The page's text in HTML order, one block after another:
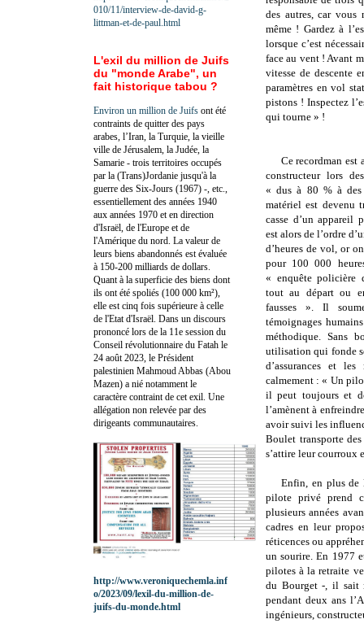
des autres, car vous
même ! Gardez à
lorsque c’est
face au vent ! Avant
vitesse de descente
paramètres en vol
pistons ! Inspectez
qui tourne » !
Ce recordman est
constructeur lors
« dus à 80 % à
matériel est devenu
casse d’un appareil
est alors de l’ordre
d’heures de vol, or
pour 100 000
« enquête policière
tout au départ ou
fausses ». Il
témoignages
méthodique. Sans
utilisation qui fonde
d’assurances et
calmement : « Un
il peut toujours et
l’amènent à
avoir suivi les
Boulet transporte
s’attire leur courroux
Enfin, en plus de
pilote privé prend
plusieurs années
cadres en leur
réticences ou
un sourire. En 1977
pilotes à la retraite
du Bourget -, il sait
pendant deux ans
ingénieurs,
010/11/interview-de-david-g-
littman-et-de-paul.html
L'exil du million de Juifs
du "monde Arabe", un
fait historique tabou ?
Environ un million de Juifs ont été
contraints de quitter des pays
arabes, l’Iran, la Turquie, la vieille
ville de Jérusalem, la Judée, la
Samarie - trois territoires occupés
par la (Trans)Jordanie jusqu'à la
guerre des Six-Jours (1967) -, etc.,
essentiellement des années 1940
aux années 1970 et en direction
d'Israël, de l'Europe et de
l'Amérique du nord. La valeur de
leurs biens abandonnés est évaluée
à 150-200 milliards de dollars.
Quant à la superficie des biens dont
ils ont été spoliés (100 000 km²),
elle est cinq fois supérieure à celle
de l'Etat d'Israël. Dans un discours
prononcé lors de la 11e session du
Conseil révolutionnaire du Fatah le
24 août 2023, le Président
palestinien Mahmoud Abbas (Abou
Mazen) a nié notamment le
caractère contraint de cet exil. Une
allégation non relevée par des
dirigeants communautaires.
http://www.veroniquechemla.inf
o/2023/09/lexil-du-million-de-
juifs-du-monde.html